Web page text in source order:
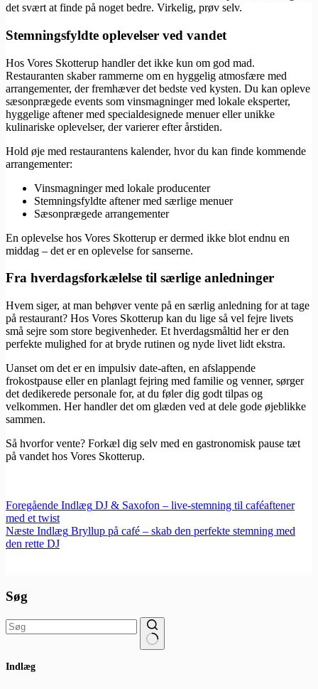
det svært at finde på noget bedre. Virkelig, prøv selv.
Stemningsfyldte oplevelser ved vandet
Hos Vores Skotterup handler det ikke kun om god mad.
Restauranten skaber rammerne om en hyggelig atmosfære med
arrangementer, der fremhæver det bedste ved kysten. Du kan opleve
sæsonprægede events som vinsmagninger med lokale eksperter,
hyggelige aftener med specialdesignede menuer eller unikke
kulinariske oplevelser, der varierer efter årstiden.
Hold øje med restaurantens kalender, hvor du kan finde kommende
arrangementer:
Vinsmagninger med lokale producenter
Stemningsfyldte aftener med særlige menuer
Sæsonprægede arrangementer
En oplevelse hos Vores Skotterup er dermed ikke blot endnu en
middag – det er en oplevelse for sanserne.
Fra hverdagsforkælelse til særlige anledninger
Hvem siger, at man behøver vente på en særlig anledning for at tage
på restaurant? Hos Vores Skotterup kan du lige så vel fejre livets
små sejre som store begivenheder. Et hverdagsmåltid her er den
perfekte mulighed for at bryde rutinen og nyde livet lidt ekstra.
Uanset om det er en impulsiv date-aften, en afslappende
frokostpause eller en planlagt fejring med familie og venner, sørger
det dedikerede personale for, at du føler dig godt tilpas og
velkommen. Her handler det om glæden ved at dele gode øjeblikke
sammen.
Så hvorfor vente? Forkæl dig selv med en gastronomisk pause tæt
på vandet hos Vores Skotterup.
Foregående Indlæg DJ & Saxofon – live-stemning til caféaftener
med et twist
Næste Indlæg Bryllup på café – skab den perfekte stemning med
den rette DJ
Søg
resultater
Indlæg